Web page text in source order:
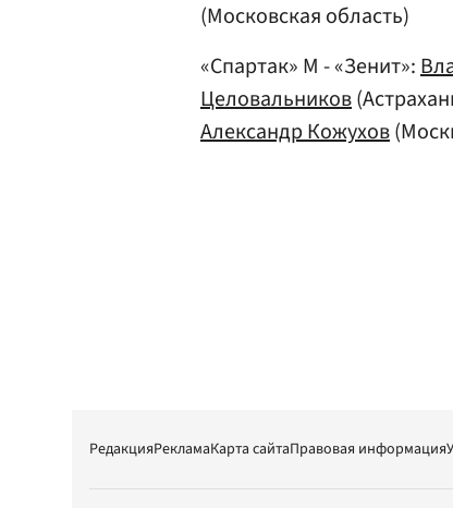
(Московская область)
«Спартак» М - «Зенит»:
Целовальников
Александр Кожухов
РедакцияРекламаКарта сайтаПравовая информация